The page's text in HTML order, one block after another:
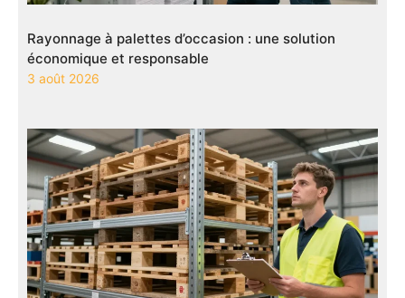
Rayonnage à palettes d’occasion : une solution
économique et responsable
3 août 2026